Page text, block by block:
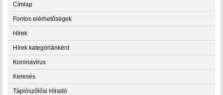
Címlap
Fontos elérhetőségek
Hírek
Hírek kategóriánként
Koronavírus
Keresés
Tápiószőlősi Híradó